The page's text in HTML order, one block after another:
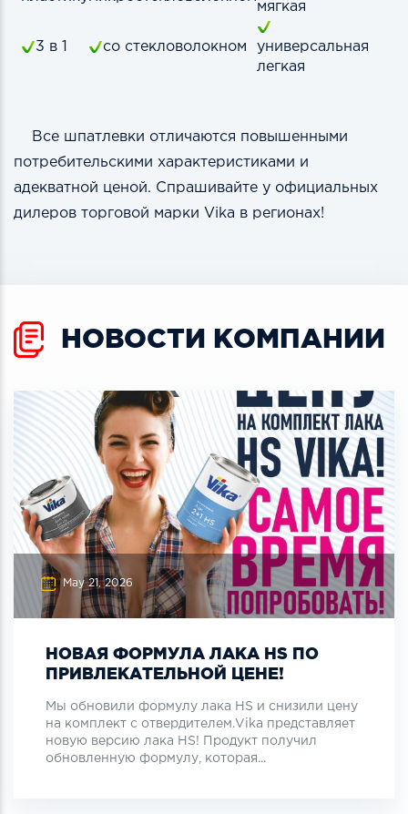
мягкая
3 в 1 со стекловолокном
универсальная
легкая
Все шпатлевки отличаются повышенными
потребительскими характеристиками и
адекватной ценой. Спрашивайте у официальных
дилеров торговой марки Vikа в регионах!
НОВОСТИ КОМПАНИИ
May 21, 2026
НОВАЯ ФОРМУЛА ЛАКА HS ПО
ПРИВЛЕКАТЕЛЬНОЙ ЦЕНЕ!
Мы обновили формулу лака HS и снизили цену
на комплект с отвердителем.Vika представляет
новую версию лака HS! Продукт получил
обновленную формулу, которая...